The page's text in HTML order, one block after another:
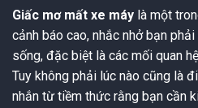
Giấc mơ mất xe máy là một
cảnh báo cao, nhắc nhở bạn
sống, đặc biệt là các mối quan
Tuy không phải lúc nào cũng là
nhắn từ tiềm thức rằng bạn cần